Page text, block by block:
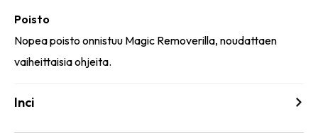
Poisto
Nopea poisto onnistuu Magic Removerilla, noudattaen
vaiheittaisia ohjeita.
Inci